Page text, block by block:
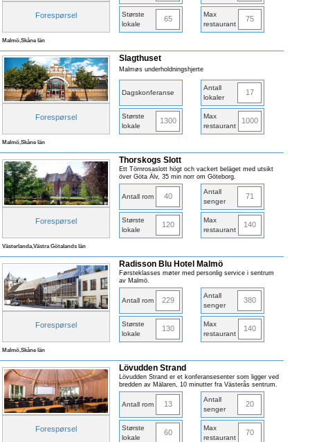
Forespørsel
Største
lokale
65
Max
restaurant
75
Malmö,Skåne län
Forespørsel
Slagthuset
Malmøs underholdningshjerte
Dagskonferanse
Antall
lokaler
17
Største
lokale
1300
Max
restaurant
1000
Malmö,Skåne län
Forespørsel
Thorskogs Slott
Ett Törnrosaslott högt och vackert beläget med utsikt
över Göta Älv, 35 min norr om Göteborg.
Antall rom 40
Antall
senger
71
Største
lokale
120
Max
restaurant
140
Västerlanda,Västra Götalands län
Forespørsel
Radisson Blu Hotel Malmö
Førsteklasses møter med personlig service i sentrum
av Malmö.
Antall rom 229
Antall
senger
380
Største
lokale
130
Max
restaurant
140
Malmö,Skåne län
Forespørsel
Lövudden Strand
Lövudden Strand er et konferansesenter som ligger ved
bredden av Mälaren, 10 minutter fra Västerås sentrum.
Antall rom 13
Antall
senger
20
Største
lokale
60
Max
restaurant
70